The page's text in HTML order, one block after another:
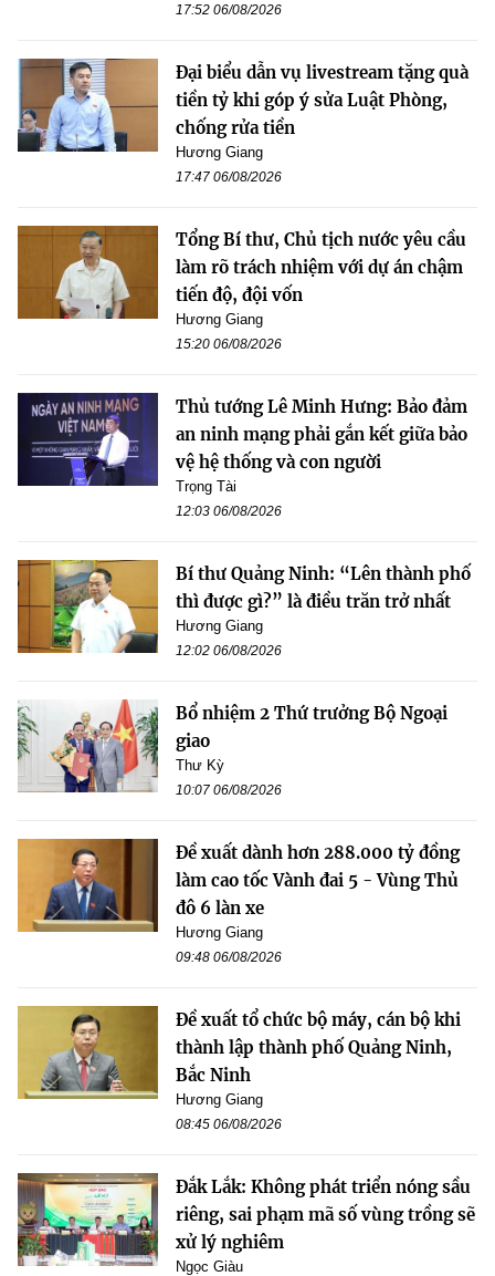
17:52 06/08/2026
Đại biểu dẫn vụ livestream tặng quà
tiền tỷ khi góp ý sửa Luật Phòng,
chống rửa tiền
Hương Giang
17:47 06/08/2026
Tổng Bí thư, Chủ tịch nước yêu cầu
làm rõ trách nhiệm với dự án chậm
tiến độ, đội vốn
Hương Giang
15:20 06/08/2026
Thủ tướng Lê Minh Hưng: Bảo đảm
an ninh mạng phải gắn kết giữa bảo
vệ hệ thống và con người
Trọng Tài
12:03 06/08/2026
Bí thư Quảng Ninh: “Lên thành phố
thì được gì?” là điều trăn trở nhất
Hương Giang
12:02 06/08/2026
Bổ nhiệm 2 Thứ trưởng Bộ Ngoại
giao
Thư Kỳ
10:07 06/08/2026
Đề xuất dành hơn 288.000 tỷ đồng
làm cao tốc Vành đai 5 - Vùng Thủ
đô 6 làn xe
Hương Giang
09:48 06/08/2026
Đề xuất tổ chức bộ máy, cán bộ khi
thành lập thành phố Quảng Ninh,
Bắc Ninh
Hương Giang
08:45 06/08/2026
Đắk Lắk: Không phát triển nóng sầu
riêng, sai phạm mã số vùng trồng sẽ
xử lý nghiêm
Ngọc Giàu